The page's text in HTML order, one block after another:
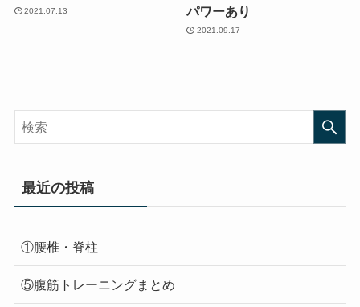
2021.07.13
パワーあり
2021.09.17
最近の投稿
①腰椎・脊柱
⑤腹筋トレーニングまとめ